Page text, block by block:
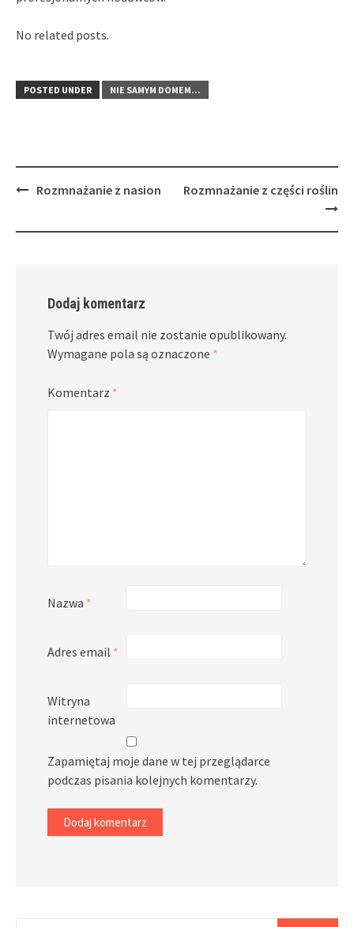
No related posts.
POSTED UNDER NIE SAMYM DOMEM...
PostRozmnażanie z nasion Rozmnażanie z części roślin
Dodaj komentarz
Twój adres email nie zostanie opublikowany.
Wymagane pola są oznaczone *
Komentarz *
Nazwa *
Adres email *
Witryna
internetowa
Zapamiętaj moje dane w tej przeglądarce
podczas pisania kolejnych komentarzy.